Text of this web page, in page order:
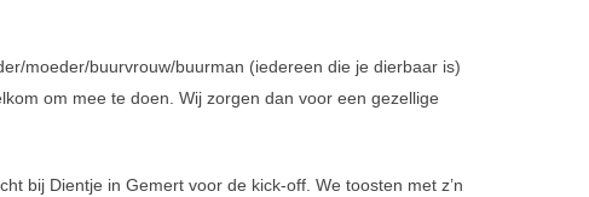
moeder/buurvrouw/buurman (iedereen die je dierbaar is)
om mee te doen. Wij zorgen dan voor een gezellige
bij Dientje in Gemert voor de kick-off. We toosten met z’n